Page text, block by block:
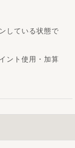
している状態で
ント使用・加算